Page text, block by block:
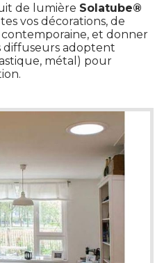
de lumière Solatube®
vos décorations, de
contemporaine, et donner
diffuseurs adoptent
métal) pour